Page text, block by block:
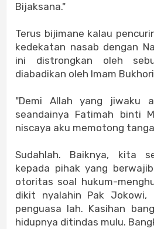
Bijaksana."
Terus bijimane kalau
kedekatan nasab dengan
ini distrongkan oleh
diabadikan oleh Imam
"Demi Allah yang jiwaku
seandainya Fatimah binti
niscaya aku memotong
Sudahlah. Baiknya, kita
kepada pihak yang
otoritas soal hukum-
dikit nyalahin Pak Jokowi,
penguasa lah. Kasihan
hidupnya ditindas mulu.